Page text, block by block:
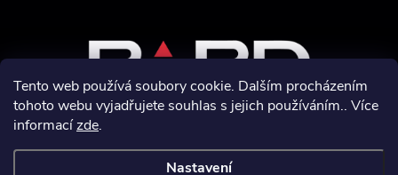
Tento web používá soubory cookie. Dalším procházením
tohoto webu vyjadřujete souhlas s jejich používáním.. Více
informacízde.
Nastavení
S OFICIÁLNÍM SERVISNÍM CENTREM